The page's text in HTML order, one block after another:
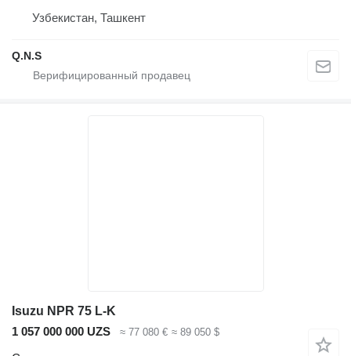
Узбекистан, Ташкент
Q.N.S
Isuzu NPR 75 L-K
1 057 000 000 UZS
≈ 77 080 € ≈ 89 050 $